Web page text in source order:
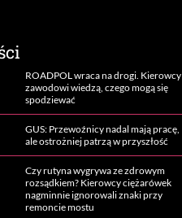
ROADPOL wraca na drogi. Kierowcy
zawodowi wiedzą, czego mogą się
spodziewać
GUS: Przewoźnicy nadal mają pracę,
ale ostrożniej patrzą w przyszłość
Czy rutyna wygrywa ze zdrowym
rozsądkiem? Kierowcy ciężarówek
nagminnie ignorowali znaki przy
remoncie mostu